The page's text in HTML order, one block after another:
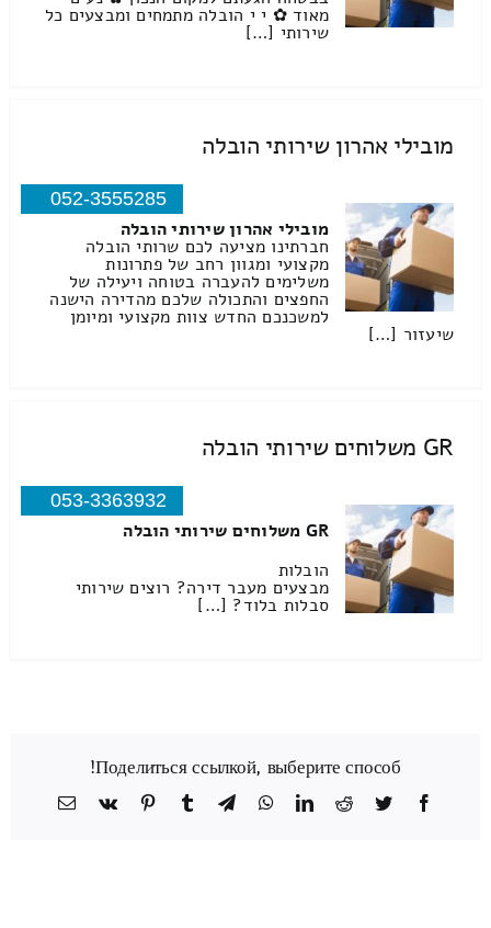
מאוד ✿ י י הובלה מתמחים ומבצעים כל
שירותי […]
מובילי אהרון שירותי הובלה
052-3555285
מובילי אהרון שירותי הובלה
חברתינו מציעה לכם שרותי הובלה
מקצועי ומגוון רחב של פתרונות
משלימים להעברה בטוחה ויעילה של
החפצים והתכולה שלכם מהדירה הישנה
למשכנכם החדש צוות מקצועי ומיומן
שיעזור […]
GR משלוחים שירותי הובלה
053-3363932
GR משלוחים שירותי הובלה
הובלות
מבצעים מעבר דירה? רוצים שירותי
סבלות בלוד? […]
Поделиться ссылкой, выберите способ!
Facebook
Twitter
Reddit
LinkedIn
WhatsApp
Telegram
Tumblr
Pinterest
Vk
כתובת